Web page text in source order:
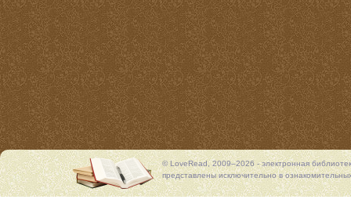
© LoveRead, 2009–2026 - электронная
представлены исключительно в